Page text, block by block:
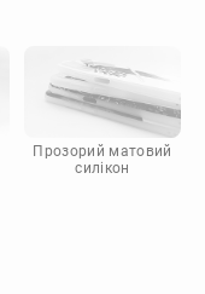
Прозорий матовий
силікон